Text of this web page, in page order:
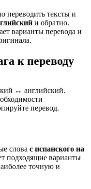
переводить тексты и
и обратно.
варианты перевода и
к переводу
↔ английский.
перевод.
слова с испанского на
подходящие варианты
точную и